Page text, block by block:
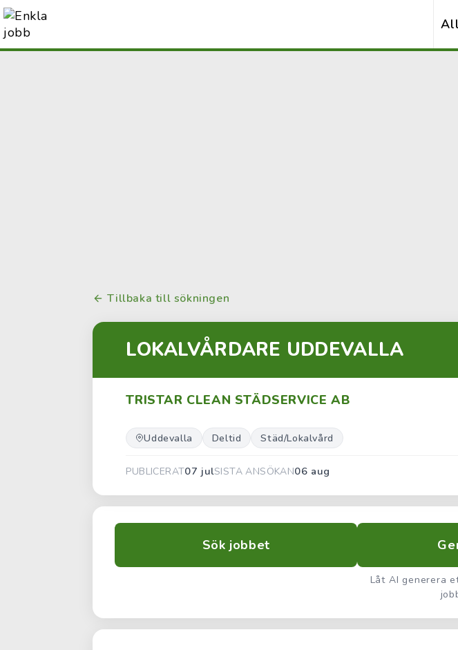
Tillbaka till sökningen
LOKALVÅRDARE UDDEVALLA
TRISTAR CLEAN STÄDSERVICE AB
Uddevalla Deltid Städ/Lokalvård
PUBLICERAT07 julSISTA ANSÖKAN06 aug
Sök jobbet
Låt AI generera